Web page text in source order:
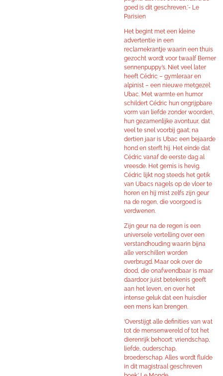
goed is dit geschreven,'- Le
Parisien
Het begint met een kleine
advertentie in een
reclamekrantje waarin een thuis
gezocht wordt voor twaalf Berner
sennenpuppy’s. Niet veel later
heeft Cédric – gymleraar en
alpinist – een nieuwe metgezel:
Ubac. Met warmte en humor
schildert Cédric hun ongrijpbare
vorm van liefde zonder woorden,
hun gezamenlijke avontuur, dat
veel te snel voorbij gaat; na
dertien jaar is Ubac een bejaarde
hond en sterft hij. Het einde dat
Cédric vanaf de eerste dag al
vreesde. Het gemis is hevig.
Cédric lijkt nog steeds het getik
van Ubacs nagels op de vloer te
horen en hij mist zelfs zijn geur
na de regen, die voorgoed is
verdwenen.
Zijn geur na de regen is een
universele vertelling over een
verstandhouding waarin bijna
alle verschillen worden
overbrugd. Maar ook over de
dood, die onafwendbaar is maar
daardoor juist betekenis geeft
aan het leven, en over het
intense geluk dat een huisdier
een mens kan brengen.
‘Overstijgt alle definities van wat
tot de mensenwereld of tot het
dierenrijk behoort: vriendschap,
liefde, ouderschap,
broederschap. Alles wordt fluïde
in dit magistraal geschreven